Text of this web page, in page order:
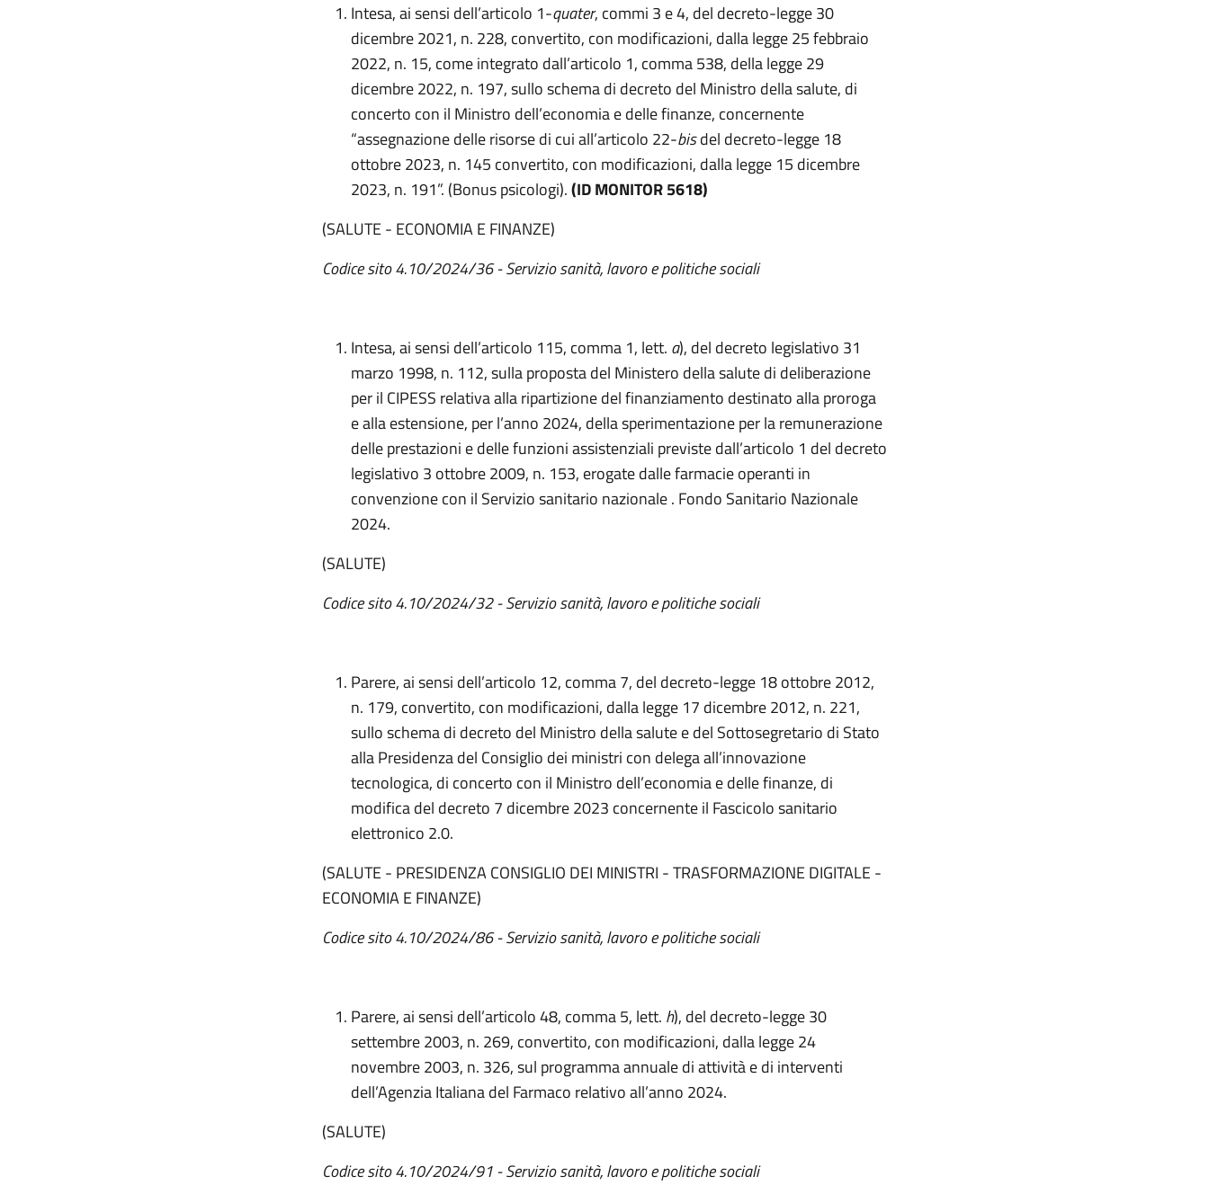
Intesa, ai sensi dell’articolo 1-quater, commi 3 e 4, del decreto-legge 30
dicembre 2021, n. 228, convertito, con modificazioni, dalla legge 25 febbraio
2022, n. 15, come integrato dall’articolo 1, comma 538, della legge 29
dicembre 2022, n. 197, sullo schema di decreto del Ministro della salute, di
concerto con il Ministro dell’economia e delle finanze, concernente
“assegnazione delle risorse di cui all’articolo 22-bisdel decreto-legge 18
ottobre 2023, n. 145 convertito, con modificazioni, dalla legge 15 dicembre
2023, n. 191”. (Bonus psicologi).(ID MONITOR 5618)
(SALUTE - ECONOMIA E FINANZE)
Codice sito 4.10/2024/36 - Servizio sanità, lavoro e politiche sociali
Intesa, ai sensi dell’articolo 115, comma 1, lett. a), del decreto legislativo 31
marzo 1998, n. 112, sulla proposta del Ministero della salute di deliberazione
per il CIPESS relativa alla ripartizione del finanziamento destinato alla proroga
e alla estensione, per l’anno 2024, della sperimentazione per la remunerazione
delle prestazioni e delle funzioni assistenziali previste dall’articolo 1 del decreto
legislativo 3 ottobre 2009, n. 153, erogate dalle farmacie operanti in
convenzione con il Servizio sanitario nazionale . Fondo Sanitario Nazionale
2024.
(SALUTE)
Codice sito 4.10/2024/32 - Servizio sanità, lavoro e politiche sociali
Parere, ai sensi dell’articolo 12, comma 7, del decreto-legge 18 ottobre 2012,
n. 179, convertito, con modificazioni, dalla legge 17 dicembre 2012, n. 221,
sullo schema di decreto del Ministro della salute e del Sottosegretario di Stato
alla Presidenza del Consiglio dei ministri con delega all’innovazione
tecnologica, di concerto con il Ministro dell’economia e delle finanze, di
modifica del decreto 7 dicembre 2023 concernente il Fascicolo sanitario
elettronico 2.0.
(SALUTE - PRESIDENZA CONSIGLIO DEI MINISTRI - TRASFORMAZIONE DIGITALE -
ECONOMIA E FINANZE)
Codice sito 4.10/2024/86 - Servizio sanità, lavoro e politiche sociali
Parere, ai sensi dell’articolo 48, comma 5, lett. h), del decreto-legge 30
settembre 2003, n. 269, convertito, con modificazioni, dalla legge 24
novembre 2003, n. 326, sul programma annuale di attività e di interventi
dell’Agenzia Italiana del Farmaco relativo all’anno 2024.
(SALUTE)
Codice sito 4.10/2024/91 - Servizio sanità, lavoro e politiche sociali